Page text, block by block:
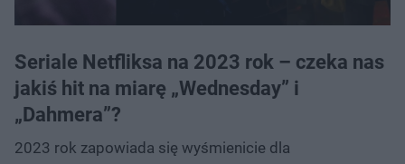
Seriale Netfliksa na 2023 rok – czeka nas
jakiś hit na miarę „Wednesday” i
„Dahmera”?
2023 rok zapowiada się wyśmienicie dla